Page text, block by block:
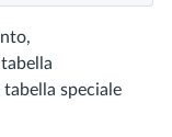
tabella speciale